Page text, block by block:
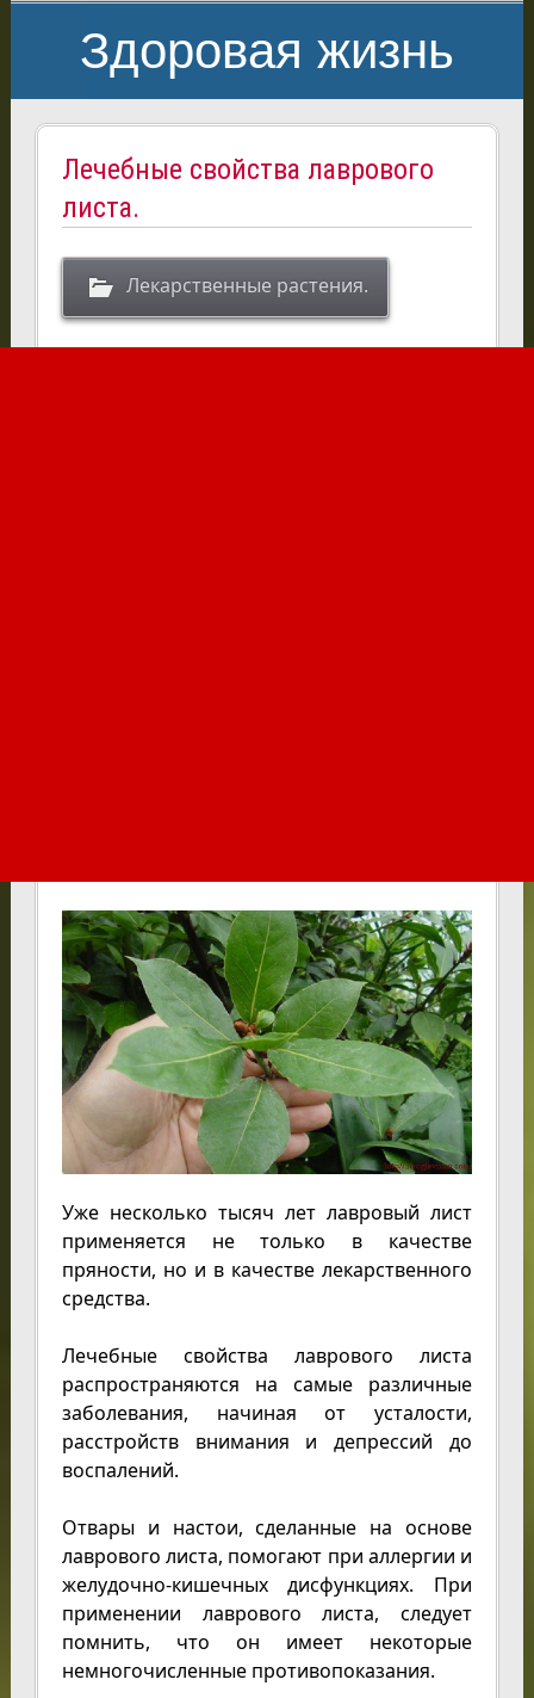
Здоровая жизнь
Лечебные свойства лаврового
листа.
Лекарственные растения.
Уже несколько тысяч лет лавровый лист
применяется не только в качестве
пряности, но и в качестве лекарственного
средства.
Лечебные свойства лаврового листа
распространяются на самые различные
заболевания, начиная от усталости,
расстройств внимания и депрессий до
воспалений.
Отвары и настои, сделанные на основе
лаврового листа, помогают при аллергии и
желудочно-кишечных дисфункциях. При
применении лаврового листа, следует
помнить, что он имеет некоторые
немногочисленные противопоказания.